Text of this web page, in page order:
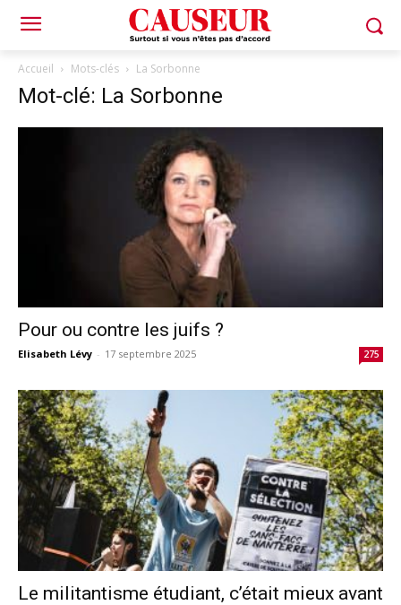
Accueil Mots-clés La Sorbonne
Mot-clé: La Sorbonne
Pour ou contre les juifs ?
Elisabeth Lévy - 17 septembre 2025 275
Le militantisme étudiant, c’était mieux avant